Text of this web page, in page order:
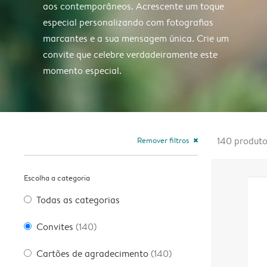
aos contemporâneos. Acrescente um toque
especial personalizando com fotografias
marcantes e a sua mensagem única. Crie um
convite que celebre verdadeiramente este
momento especial.
Remover filtros close
Escolha a categoria
Todas as categorias
Convites (140)
Cartões de agradecimento (140)
140